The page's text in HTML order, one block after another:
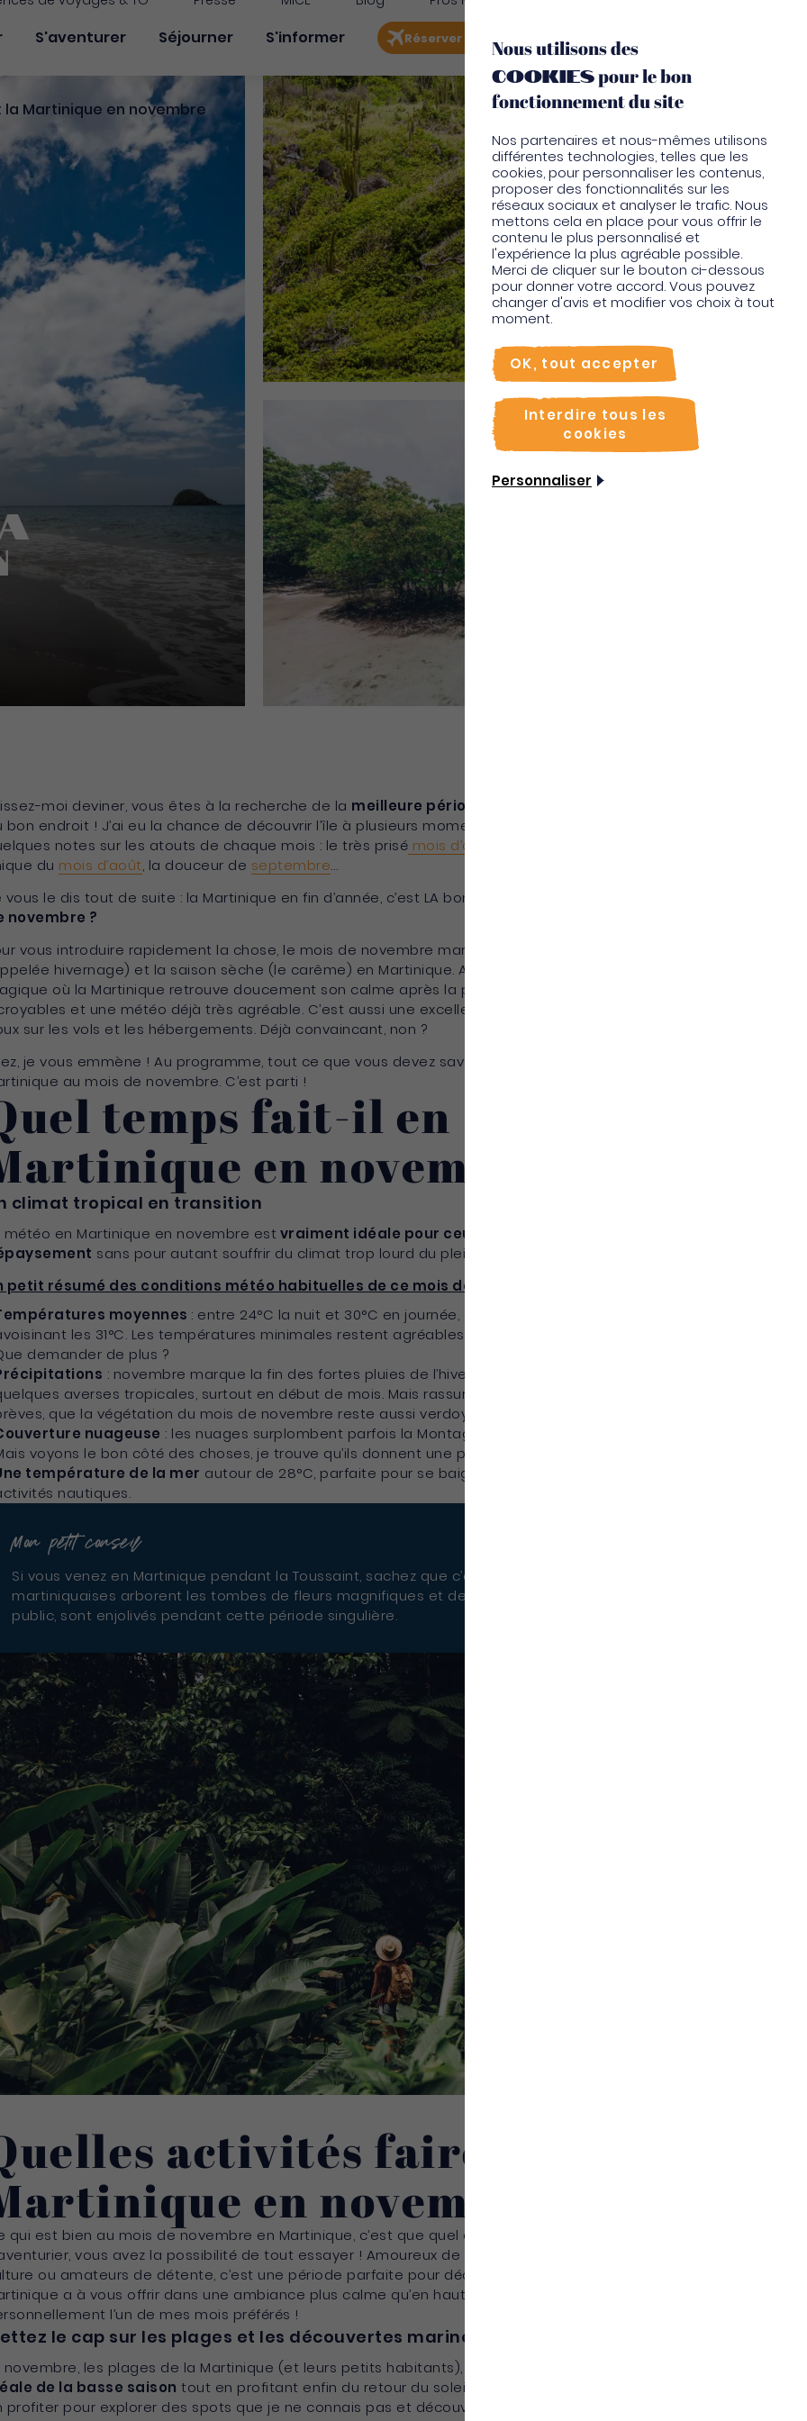
principale
S'aventurer Séjourner S'informer Réserver mon vol Je suis sur place
la Martinique en novembre
moi deviner, vous êtes à la recherche de la meilleure période pour venir en Martinique ?
bon endroit ! J’ai eu la chance de découvrir l’île à plusieurs moments de l’année et je m’étais gardé
notes sur les atouts de chaque mois : le très prisé mois d’avril
du mois d’août, la douceur de septembre…
vous le dis tout de suite : la Martinique en fin d’année, c’est LA bonne idée.
novembre ?
vous introduire rapidement la chose, le mois de novembre marque la transition entre la saison humide
hivernage) et la saison sèche (le carême) en Martinique. Autrement dit, c’est un moment un peu
où la Martinique retrouve doucement son calme après la période des pluies, avec des paysages
et une météo déjà très agréable. C’est aussi une excellente période pour trouver des prix plus
sur les vols et les hébergements. Déjà convaincant, non ?
je vous emmène ! Au programme, tout ce que vous devez savoir (et ce que vous allez adorer) sur la
au mois de novembre. C’est parti !
temps fait-il en
en novembre ?
climat tropical en transition
météo en Martinique en novembre est vraiment idéale pour ceux qui recherchent chaleur et
sans pour autant souffrir du climat trop lourd du plein carême.
petit résumé des conditions météo habituelles de ce mois de novembre :
moyennes : entre 24°C la nuit et 30°C en journée, avec une température maximale
les 31°C. Les températures minimales restent agréables, parfaites pour les soirées en extérieur.
demander de plus ?
: novembre marque la fin des fortes pluies de l’hivernage, mais il peut encore y avoir
averses tropicales, surtout en début de mois. Mais rassurez-vous, c’est grâce à ces pluies, souvent
que la végétation du mois de novembre reste aussi verdoyante.
nuageuse : les nuages surplombent parfois la Montagne Pelée ou la presqu’île de la Caravelle.
voyons le bon côté des choses, je trouve qu’ils donnent une petite touche mystérieuse aux paysages.
température de la mer autour de 28°C, parfaite pour se baigner et vous essayer aux sports et
nautiques.
Mon petit conseil
Si vous venez en Martinique pendant la Toussaint, sachez que c’est une fête sacrée ici. Les familles
martiniquaises arborent les tombes de fleurs magnifiques et de bougies, les cimetières, ouverts au
public, sont enjolivés pendant cette période singulière.
activités faire en
en novembre ?
qui est bien au mois de novembre en Martinique, c’est que quel que soit votre profil de voyageur ou
vous avez la possibilité de tout essayer ! Amoureux de la nature comme moi, passionnés de
ou amateurs de détente, c’est une période parfaite pour découvrir les lieux mythiques que la
a à vous offrir dans une ambiance plus calme qu’en haute saison. C’est pour cela que c’est
l’un de mes mois préférés !
le cap sur les plages et les découvertes marines
novembre, les plages de la Martinique (et leurs petits habitants), bénéficient encore de la
de la basse saison tout en profitant enfin du retour du soleil quasiment toute la journée. Moi, j’adore
profiter pour explorer des spots que je ne connais pas et découvrir l’île sous un autre angle !
Nous utilisons des
cookiespour le bon
fonctionnement du site
Nos partenaires et nous-mêmes utilisons
différentes technologies, telles que les
cookies, pour personnaliser les contenus,
proposer des fonctionnalités sur les
réseaux sociaux et analyser le trafic. Nous
mettons cela en place pour vous offrir le
contenu le plus personnalisé et
l'expérience la plus agréable possible.
Merci de cliquer sur le bouton ci-dessous
pour donner votre accord. Vous pouvez
changer d'avis et modifier vos choix à tout
moment.
OK, tout accepter
Interdire tous les
cookies
Personnaliser